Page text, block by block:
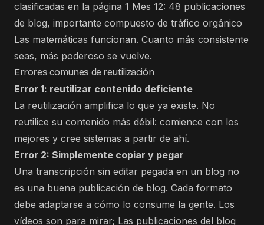
clasificadas en la página 1 Mes 12: 48 publicaciones
de blog, importante compuesto de tráfico orgánico
Las matemáticas funcionan. Cuanto más consistente
seas, más poderoso se vuelve.
Errores comunes de reutilización
Error 1: reutilizar contenido deficiente
La reutilización amplifica lo que ya existe. No
reutilice su contenido más débil: comience con los
mejores y cree sistemas a partir de ahí.
Error 2: Simplemente copiar y pegar
Una transcripción sin editar pegada en un blog no
es una buena publicación de blog. Cada formato
debe adaptarse a cómo lo consume la gente. Los
vídeos son para mirar; Las publicaciones del blog